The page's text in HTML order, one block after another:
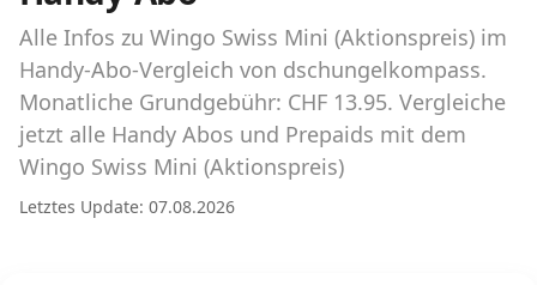
Abos für Tablets, Hotspots und Smart
Watches
Tarifrechner Handy-Abo
Der gute alte Tarifrechner im neuen Design
Infos
Alle Infos zu Wingo Swiss Mini (Aktionspreis) im
Handy-Abo-Vergleich von dschungelkompass.
Monatliche Grundgebühr: CHF 13.95. Vergleiche
jetzt alle Handy Abos und Prepaids mit dem
Wingo Swiss Mini (Aktionspreis)
Letztes Update: 07.08.2026